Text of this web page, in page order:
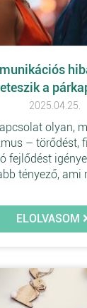
a
2025.04.25.
olyan,
– törődést,
fejlődést
tényező, ami
ELOLVASOM